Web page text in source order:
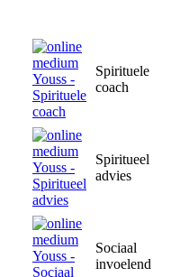
Spirituele
coach
Spiritueel
advies
Sociaal
invoelend